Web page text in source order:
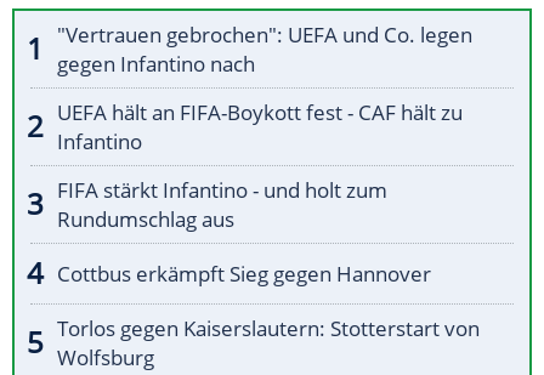
"Vertrauen gebrochen": UEFA und Co. legen
gegen Infantino nach
UEFA hält an FIFA-Boykott fest - CAF hält zu
Infantino
FIFA stärkt Infantino - und holt zum
Rundumschlag aus
Cottbus erkämpft Sieg gegen Hannover
Torlos gegen Kaiserslautern: Stotterstart von
Wolfsburg